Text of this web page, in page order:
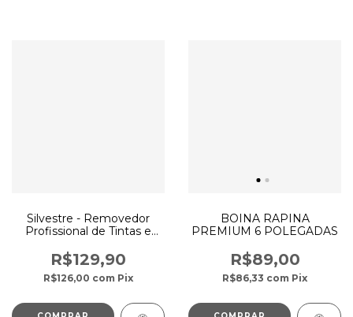
Silvestre - Removedor
Profissional de Tintas e
R$129,90
R$126,00 com Pix
BOINA RAPINA
PREMIUM 6 POLEGADAS
R$89,00
R$86,33 com Pix